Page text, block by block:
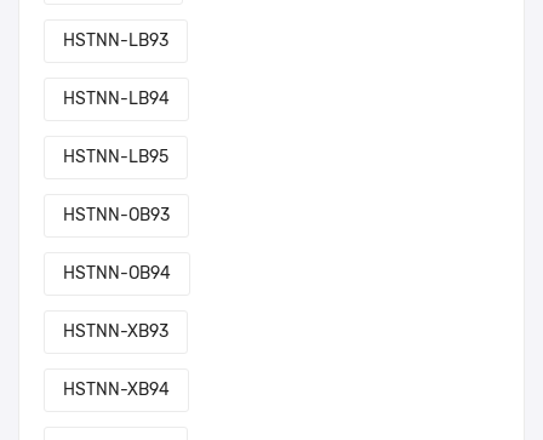
HSTNN-LB93
HSTNN-LB94
HSTNN-LB95
HSTNN-OB93
HSTNN-OB94
HSTNN-XB93
HSTNN-XB94